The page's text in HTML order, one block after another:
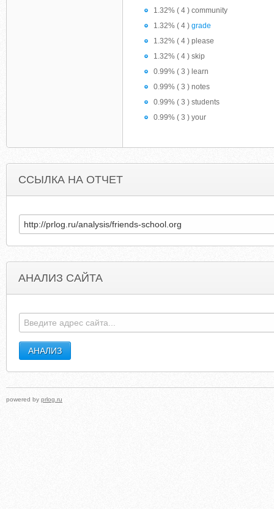
1.32% ( 4 ) community
1.32% ( 4 ) grade
1.32% ( 4 ) please
1.32% ( 4 ) skip
0.99% ( 3 ) learn
0.99% ( 3 ) notes
0.99% ( 3 ) students
0.99% ( 3 ) your
ССЫЛКА НА ОТЧЕТ
АНАЛИЗ САЙТА
powered by prlog.ru